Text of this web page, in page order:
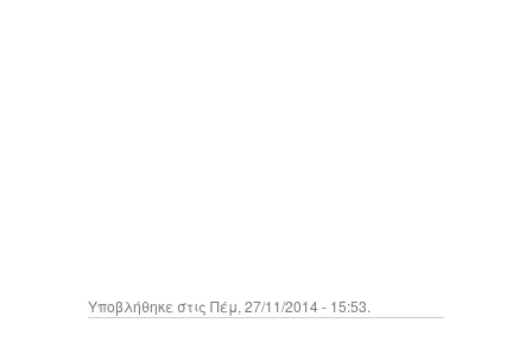
Υποβλήθηκε στις Πέμ, 27/11/2014 - 15:53.